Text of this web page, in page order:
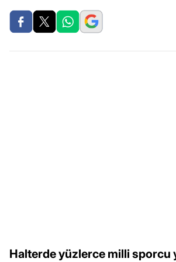
Halterde yüzlerce milli sporcu